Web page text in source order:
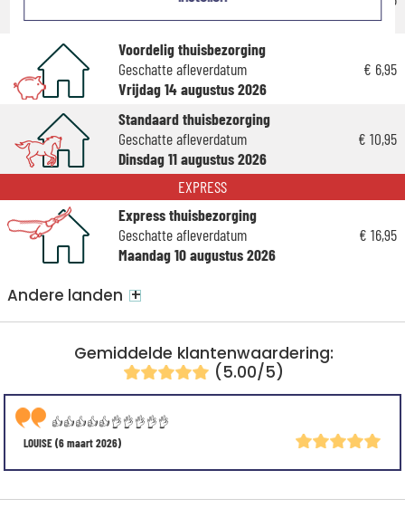
Gemiddelde klantenwaardering:
(5.00/5)
LOUISE(6 maart 2026)
👍👍👍👍👍👌👌👌👌👌
Donderdag 13 augustus 2026
Voordelig thuisbezorging
Geschatte afleverdatum
Vrijdag 14 augustus 2026
€ 6,95
Standaard thuisbezorging
Geschatte afleverdatum
Dinsdag 11 augustus 2026
€ 10,95
EXPRESS
Express thuisbezorging
Geschatte afleverdatum
Maandag 10 augustus 2026
€ 16,95
Andere landen +